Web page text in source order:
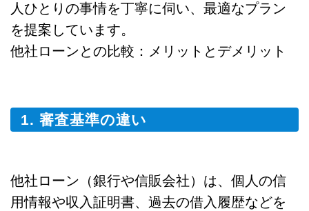
人ひとりの事情を丁寧に伺い、最適なプラン
を提案しています。
他社ローンとの比較：メリットとデメリット
1. 審査基準の違い
他社ローン（銀行や信販会社）は、個人の信
用情報や収入証明書、過去の借入履歴などを